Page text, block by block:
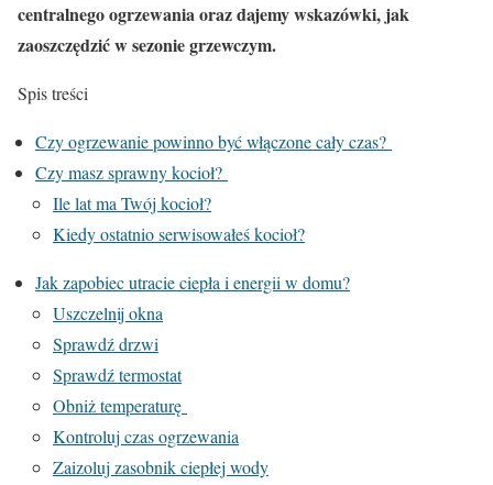
centralnego ogrzewania oraz dajemy wskazówki, jak
zaoszczędzić w sezonie grzewczym.
Spis treści
Czy ogrzewanie powinno być włączone cały czas?
Czy masz sprawny kocioł?
Ile lat ma Twój kocioł?
Kiedy ostatnio serwisowałeś kocioł?
Jak zapobiec utracie ciepła i energii w domu?
Uszczelnij okna
Sprawdź drzwi
Sprawdź termostat
Obniż temperaturę
Kontroluj czas ogrzewania
Zaizoluj zasobnik ciepłej wody